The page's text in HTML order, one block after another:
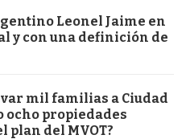
Leonel Jaime en
y con una definición de
mil familias a Ciudad
ocho propiedades
plan del MVOT?